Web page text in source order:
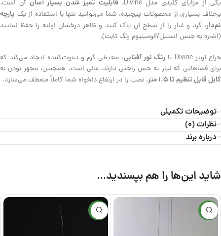
یکی از مزایای کلیدی مدل Divine، قابلیت تمیز شدن بسیار آسان آن است.
برخلاف بسیاری از محصولات پیچیده، شما می‌توانید تنها با استفاده از یک پارچه
نم‌دار، گرد و غبار را از سطح آن پاک کنید و ظاهر درخشان اولیه را حفظ نمایید
(اشاره به جنس استیل/آلومینیوم رنگ ثابت).
چراغ آویز Divine با رنگ نور آفتابی، محیطی گرم و دعوت‌کننده ایجاد می‌کند که
برای فضاهایی که نیاز به حس راحتی دارند، عالی است. همچنین، مجهز بودن به
کابل قابل تنظیم تا ۱.۵ متر ، نصب را در ارتفاع دلخواه شما کاملاً منعطف می‌سازد.
توضیحات تکمیلی
نظرات (0)
درباره برند
شاید این‌ها را هم بپسندید…
جدید جدید